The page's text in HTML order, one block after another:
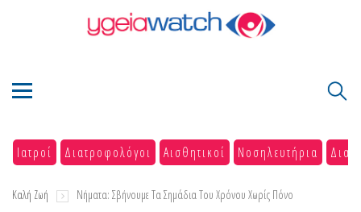
Ιατροί Διατροφολόγοι Αισθητικοί Νοσηλευτήρια
Καλή Ζωή Νήματα: Σβήνουμε Τα Σημάδια Του Χρόνου Χωρίς Πόνο